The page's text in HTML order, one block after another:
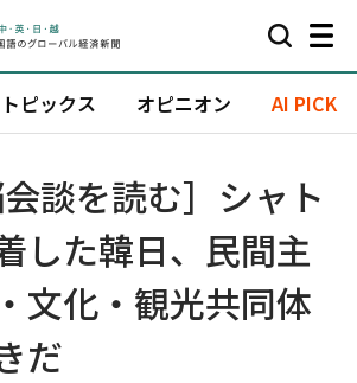
トピックス オピニオン AI PICK
談を読む］シャト
した韓日、民間主
文化・観光共同体
だ